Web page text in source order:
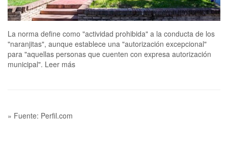
La norma define como "actividad prohibida" a la conducta de los
"naranjitas", aunque establece una "autorización excepcional"
para "aquellas personas que cuenten con expresa autorización
municipal". Leer más
» Fuente: Perfil.com